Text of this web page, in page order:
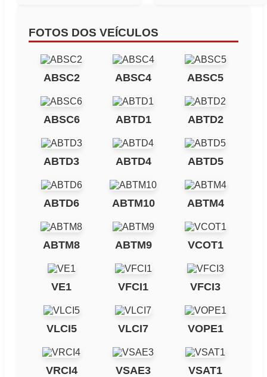
FOTOS DOS VEÍCULOS
ABSC2 ABSC4 ABSC5
ABSC6 ABTD1 ABTD2
ABTD3 ABTD4 ABTD5
ABTD6 ABTM10 ABTM4
ABTM8 ABTM9 VCOT1
VE1 VFCI1 VFCI3
VLCI5 VLCI7 VOPE1
VRCI4 VSAE3 VSAT1